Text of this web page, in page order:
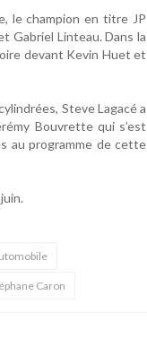
le champion en titre JP
Gabriel Linteau. Dans la
devant Kevin Huet et
Steve Lagacé a
Bouvrette qui s’est
au programme de cette
Caron